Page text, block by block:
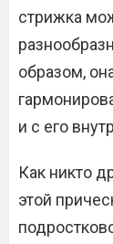
стрижка
образом,
и с его
Как никто
этой